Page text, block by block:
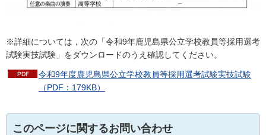
※詳細については，次の「令和9年鹿児島県公立学校教員等採用選考
試験実技試験」をダウンロードのうえ確認してください。
令和9年度鹿児島県公立学校教員等採用選考試験実技試験
（PDF：179KB）
このページに関するお問い合わせ